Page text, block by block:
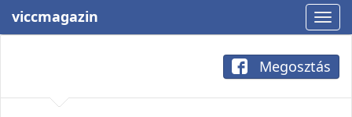
viccmagazin
Megosztás